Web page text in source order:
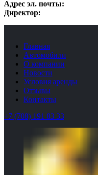
Адрес эл. почты:
Директор:
Главная
Автомобили
О компании
Новости
Условия аренды
Отзывы
Контакты
+7 (708) 191 83 33